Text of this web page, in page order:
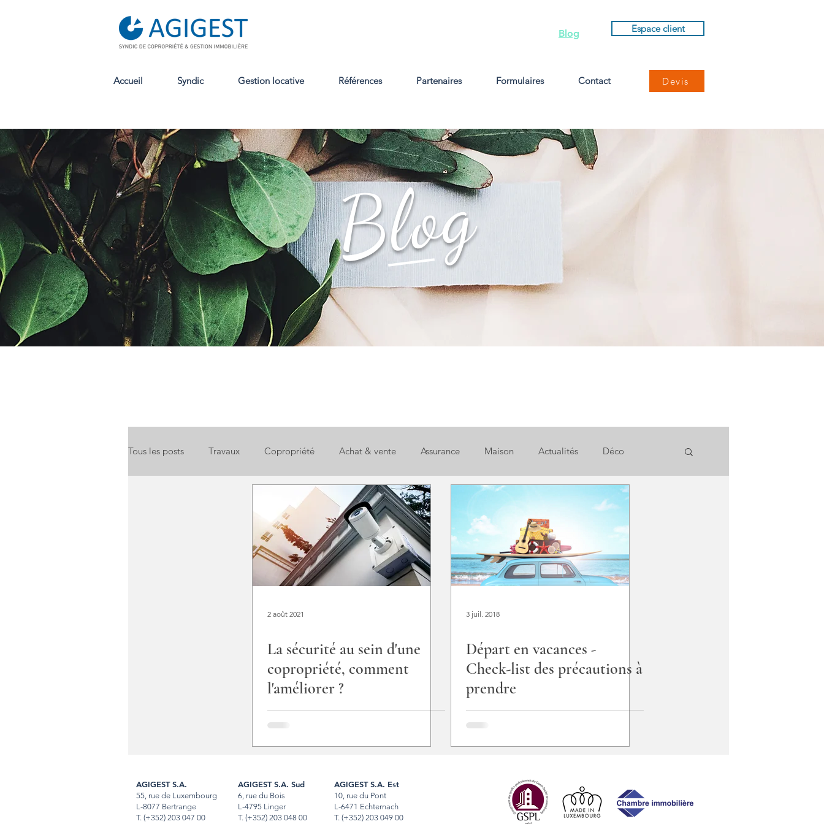
Blog Espace client
Accueil Syndic Gestion locative Références Partenaires Formulaires Contact Devis
Blog
Tous les posts Travaux Copropriété Achat & vente Assurance Maison Actualités Déco
2 août 2021
La sécurité au sein d'une
copropriété, comment
l'améliorer ?
3 juil. 2018
Départ en vacances -
Check-list des précautions à
prendre
AGIGEST S.A.
55, rue de Luxembourg
L-8077 Bertrange
T. (+352) 203 047 00
AGIGEST S.A. Sud
6, rue du Bois
L-4795 Linger
T. (+352) 203 048 00
AGIGEST S.A. Est
10, rue du Pont
L-6471 Echternach
T. (+352) 203 049 00